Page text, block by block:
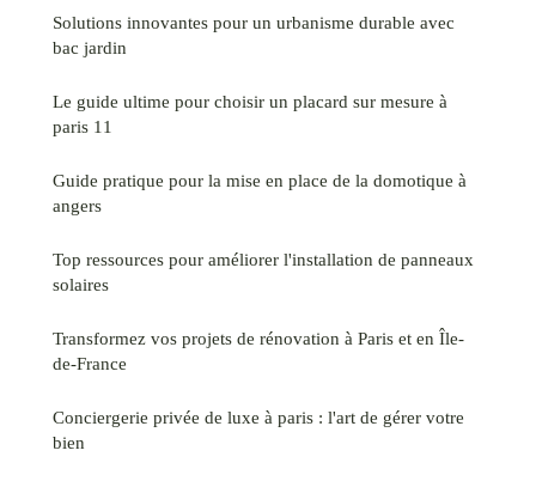
Solutions innovantes pour un urbanisme durable avec
bac jardin
Le guide ultime pour choisir un placard sur mesure à
paris 11
Guide pratique pour la mise en place de la domotique à
angers
Top ressources pour améliorer l'installation de panneaux
solaires
Transformez vos projets de rénovation à Paris et en Île-
de-France
Conciergerie privée de luxe à paris : l'art de gérer votre
bien